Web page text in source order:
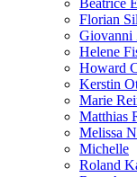
Beatrice
Florian
Giovanni
Helene
Howard
Kerstin
Marie
Matthias
Melissa
Michelle
Roland